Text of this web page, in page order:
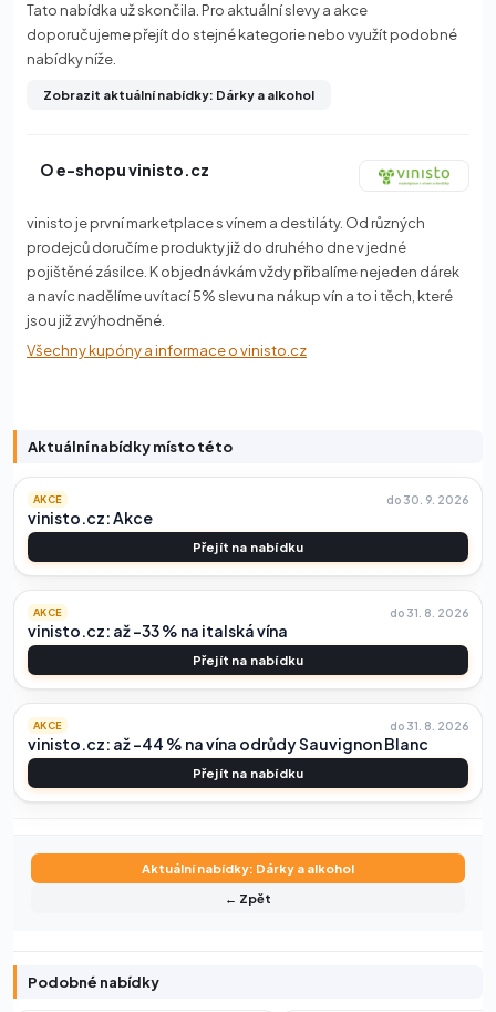
Tato nabídka už skončila. Pro aktuální slevy a akce
doporučujeme přejít do stejné kategorie nebo využít podobné
nabídky níže.
Zobrazit aktuální nabídky: Dárky a alkohol
O e-shopu vinisto.cz
vinisto je první marketplace s vínem a destiláty. Od různých
prodejců doručíme produkty již do druhého dne v jedné
pojištěné zásilce. K objednávkám vždy přibalíme nejeden dárek
a navíc nadělíme uvítací 5% slevu na nákup vín a to i těch, které
jsou již zvýhodněné.
Všechny kupóny a informace o vinisto.cz
Aktuální nabídky místo této
AKCE do 30. 9. 2026
vinisto.cz: Akce
Přejít na nabídku
AKCE do 31. 8. 2026
vinisto.cz: až -33 % na italská vína
Přejít na nabídku
AKCE do 31. 8. 2026
vinisto.cz: až -44 % na vína odrůdy Sauvignon Blanc
Přejít na nabídku
Aktuální nabídky: Dárky a alkohol
← Zpět
Podobné nabídky